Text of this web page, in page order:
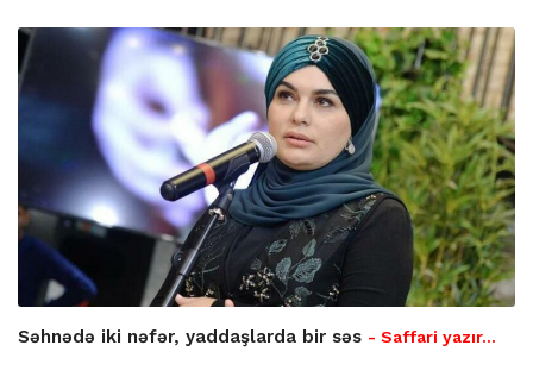
Səhnədə iki nəfər, yaddaşlarda bir səs - Saffari yazır…